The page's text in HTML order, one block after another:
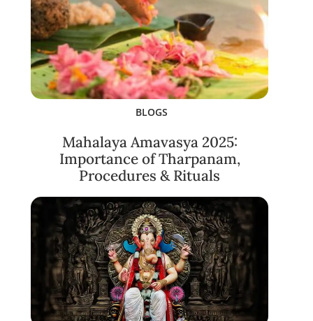
BLOGS
Mahalaya Amavasya 2025:
Importance of Tharpanam,
Procedures & Rituals